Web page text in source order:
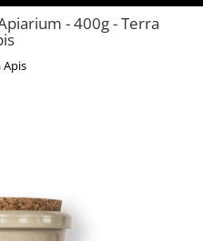
- 400g - Terra
Apis